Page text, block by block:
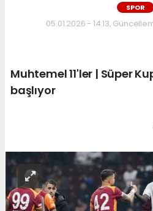
SPOR
05.01.2026 - 14:13,
Muhtemel 11'ler | Süper
başlıyor